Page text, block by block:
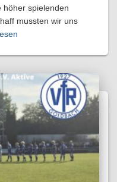
höher spielenden
mussten wir uns